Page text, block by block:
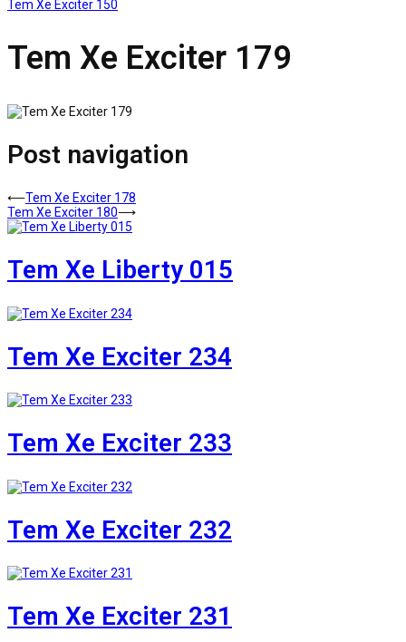
Tem Xe Exciter 150
Tem Xe Exciter 179
Post navigation
⟵Tem Xe Exciter 178
Tem Xe Exciter 180⟶
Tem Xe Liberty 015
Tem Xe Exciter 234
Tem Xe Exciter 233
Tem Xe Exciter 232
Tem Xe Exciter 231